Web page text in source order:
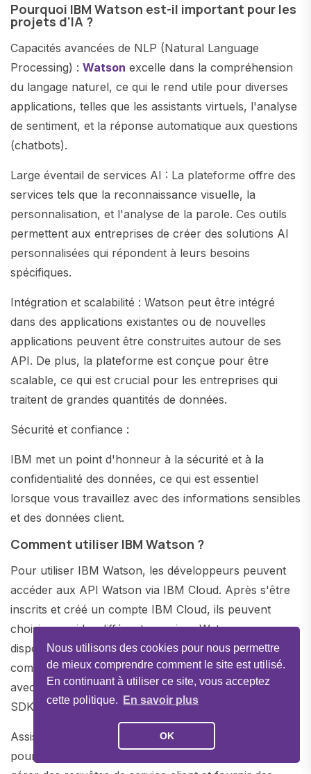
Nous utilisons des cookies pour nous permettre
de mieux comprendre comment le site est utilisé.
En continuant à utiliser ce site, vous acceptez
cette politique.
En savoir plus
OK
Pourquoi IBM Watson est-il important pour les
projets d'IA ?
Capacités avancées de NLP (Natural Language
Processing) : Watson excelle dans la compréhension
du langage naturel, ce qui le rend utile pour diverses
applications, telles que les assistants virtuels, l'analyse
de sentiment, et la réponse automatique aux questions
(chatbots).
Large éventail de services AI : La plateforme offre des
services tels que la reconnaissance visuelle, la
personnalisation, et l'analyse de la parole. Ces outils
permettent aux entreprises de créer des solutions AI
personnalisées qui répondent à leurs besoins
spécifiques.
Intégration et scalabilité : Watson peut être intégré
dans des applications existantes ou de nouvelles
applications peuvent être construites autour de ses
API. De plus, la plateforme est conçue pour être
scalable, ce qui est crucial pour les entreprises qui
traitent de grandes quantités de données.
Sécurité et confiance :
IBM met un point d'honneur à la sécurité et à la
confidentialité des données, ce qui est essentiel
lorsque vous travaillez avec des informations sensibles
et des données client.
Comment utiliser IBM Watson ?
Pour utiliser IBM Watson, les développeurs peuvent
accéder aux API Watson via IBM Cloud. Après s'être
inscrits et créé un compte IBM Cloud, ils peuvent
choisir parmi les différents services Watson
disponibles, configurer leurs instances de service, et
commencer à intégrer l'IA dans leurs applications
avec le support de la documentation détaillée et des
SDK fournis par IBM.
Assistants virtuels : Les entreprises utilisent Watson
pour créer des chatbots sophistiqués qui peuvent